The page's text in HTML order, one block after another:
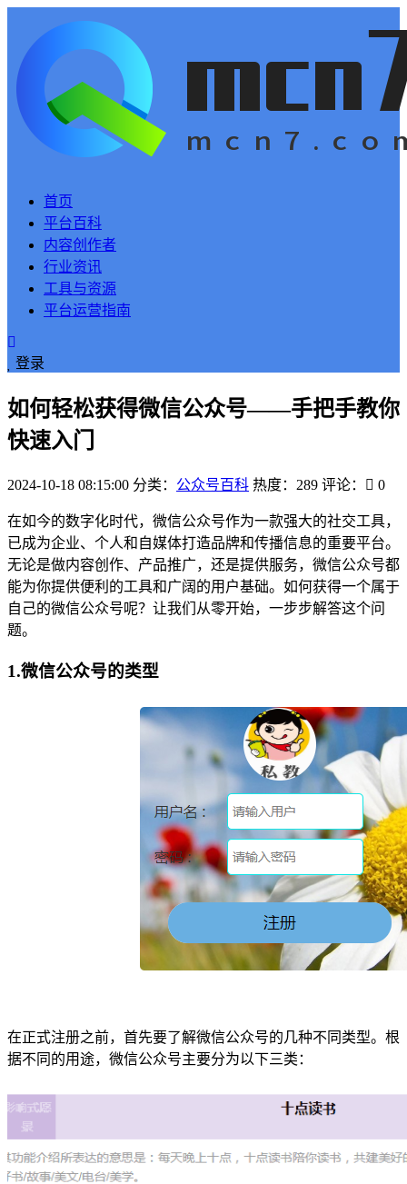
首页
平台百科
内容创作者
行业资讯
工具与资源
平台运营指南
登录
如何轻松获得微信公众号——手把手教你
快速入门
2024-10-18 08:15:00 分类： 公众号百科 热度：289 评论： 0
在如今的数字化时代，微信公众号作为一款强大的社交工具，
已成为企业、个人和自媒体打造品牌和传播信息的重要平台。
无论是做内容创作、产品推广，还是提供服务，微信公众号都
能为你提供便利的工具和广阔的用户基础。如何获得一个属于
自己的微信公众号呢？让我们从零开始，一步步解答这个问
题。
1.微信公众号的类型
在正式注册之前，首先要了解微信公众号的几种不同类型。根
据不同的用途，微信公众号主要分为以下三类：